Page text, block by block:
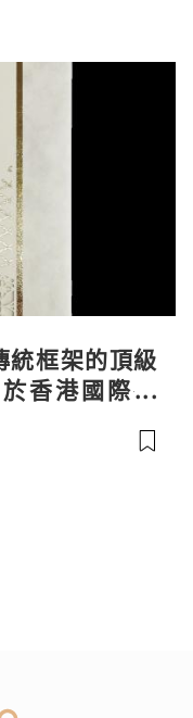
統框架的頂級
香港國際茶